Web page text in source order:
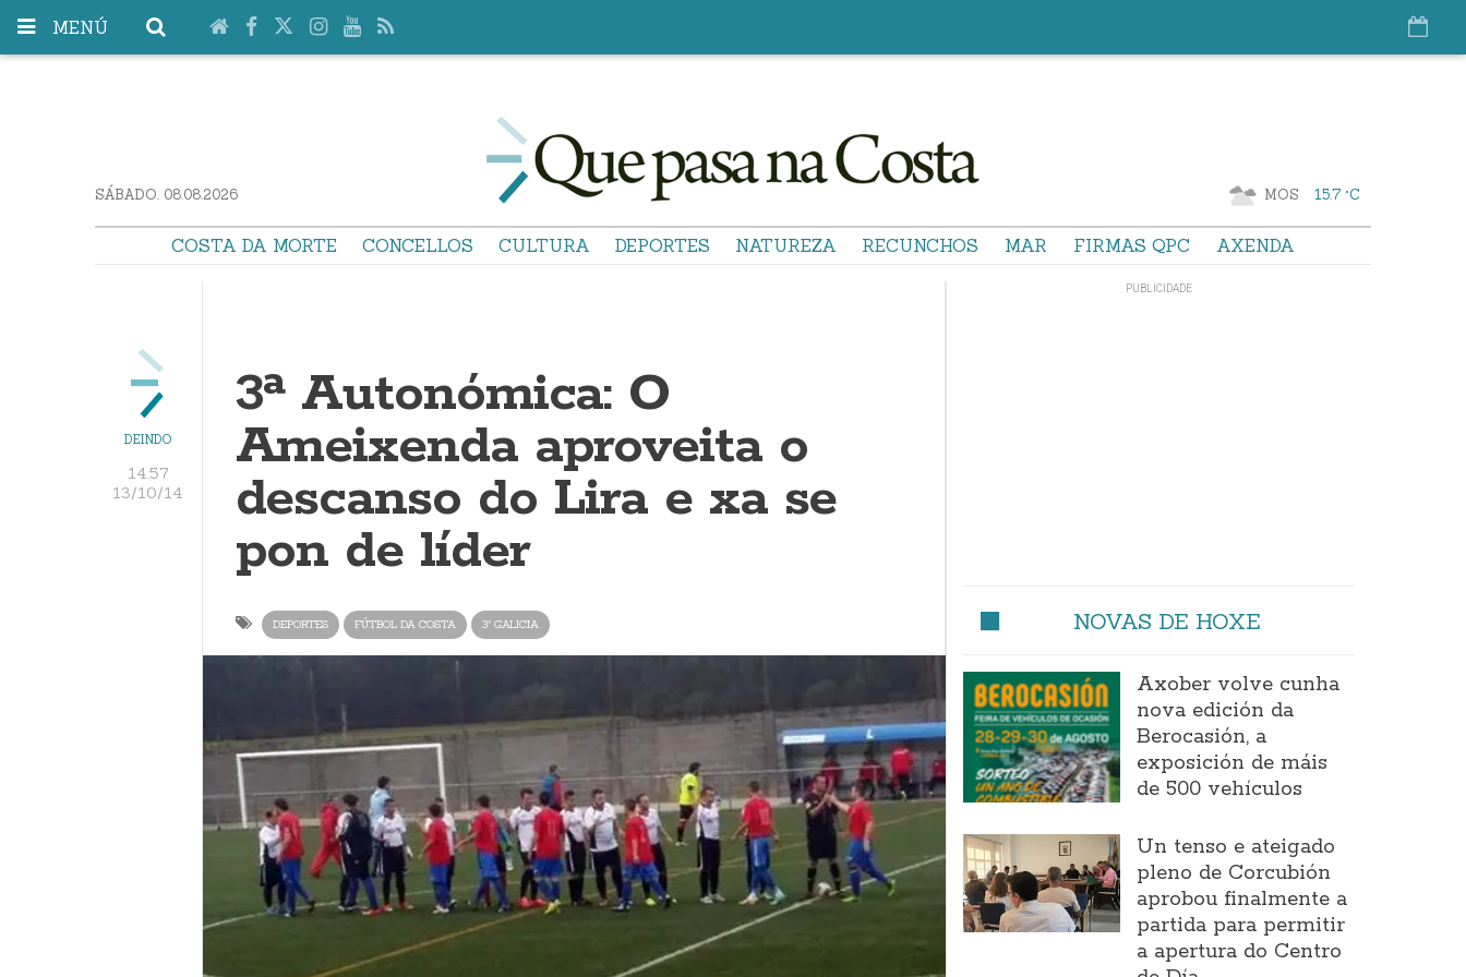
MENÚ
SÁBADO. 08.08.2026 MOS 15.7 °C
COSTA DA MORTE CONCELLOS CULTURA DEPORTES NATUREZA RECUNCHOS MAR FIRMAS QPC AXENDA
DEINDO
14:57
13/10/14
3ª Autonómica: O
Ameixenda aproveita o
descanso do Lira e xa se
pon de líder
DEPORTES FÚTBOL DA COSTA 3ª GALICIA NOVAS DE HOXE
Axober volve cunha
nova edición da
Berocasión, a
exposición de máis
de 500 vehículos
Un tenso e ateigado
pleno de Corcubión
aprobou finalmente a
partida para permitir
a apertura do Centro